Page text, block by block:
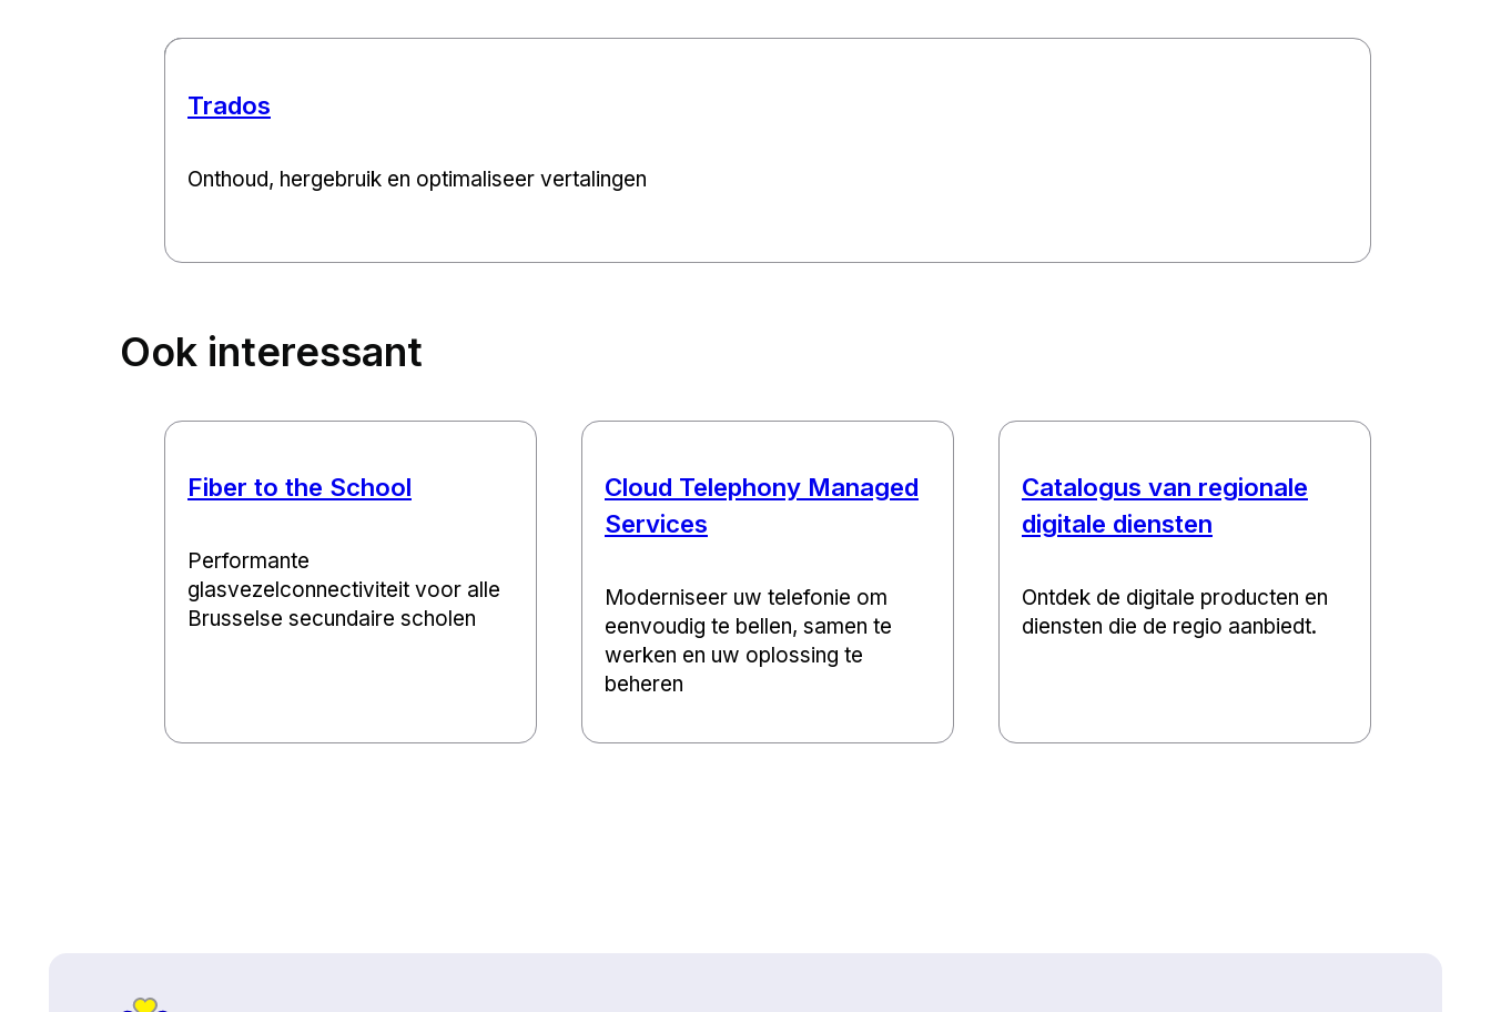
Trados
Onthoud, hergebruik en optimaliseer vertalingen
Ook interessant
Fiber to the School
Performante
glasvezelconnectiviteit voor alle
Brusselse secundaire scholen
Cloud Telephony Managed
Services
Moderniseer uw telefonie om
eenvoudig te bellen, samen te
werken en uw oplossing te
beheren
Catalogus van regionale
digitale diensten
Ontdek de digitale producten en
diensten die de regio aanbiedt.